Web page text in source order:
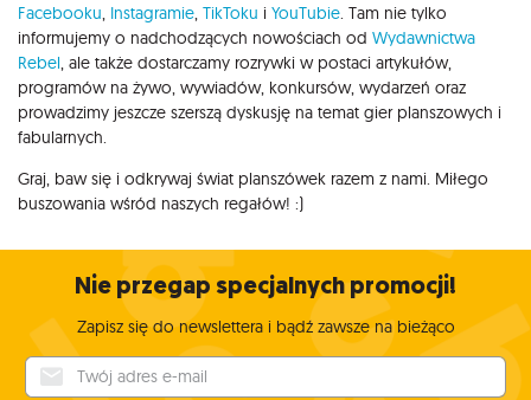
Facebooku, Instagramie, TikToku i YouTubie. Tam nie tylko
informujemy o nadchodzących nowościach od Wydawnictwa
Rebel, ale także dostarczamy rozrywki w postaci artykułów,
programów na żywo, wywiadów, konkursów, wydarzeń oraz
prowadzimy jeszcze szerszą dyskusję na temat gier planszowych i
fabularnych.
Graj, baw się i odkrywaj świat planszówek razem z nami. Miłego
buszowania wśród naszych regałów! :)
Nie przegap specjalnych promocji!
Zapisz się do newslettera i bądź zawsze na bieżąco